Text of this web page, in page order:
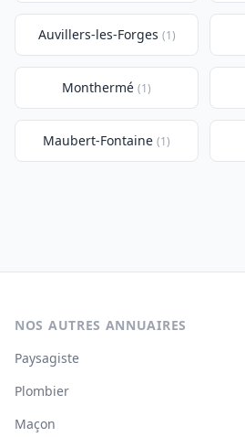
Auvillers-les-Forges (1)
Monthermé (1)
Maubert-Fontaine (1)
NOS AUTRES ANNUAIRES
Paysagiste
Plombier
Maçon